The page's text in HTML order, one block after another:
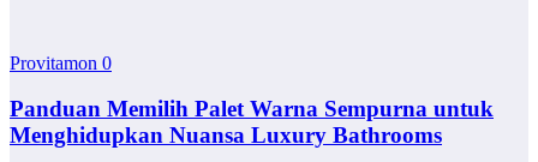
Provitamon 0
Panduan Memilih Palet Warna Sempurna untuk
Menghidupkan Nuansa Luxury Bathrooms